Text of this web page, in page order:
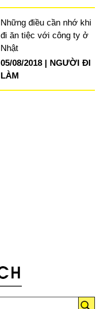
Những điều cần nhớ khi
đi ăn tiệc với công ty ở
Nhật
05/08/2018
NGƯỜI ĐI
LÀM